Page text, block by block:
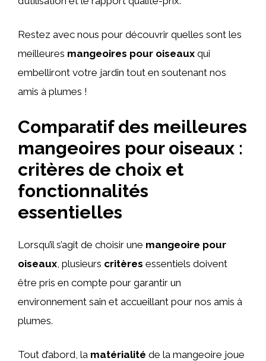
Restez avec nous pour découvrir quelles sont les
meilleures mangeoires pour oiseaux qui
embelliront votre jardin tout en soutenant nos
amis à plumes !
Comparatif des meilleures
mangeoires pour oiseaux :
critères de choix et
fonctionnalités
essentielles
Lorsqu’il s’agit de choisir une mangeoire pour
oiseaux , plusieurs critères essentiels doivent
être pris en compte pour garantir un
environnement sain et accueillant pour nos amis à
plumes.
Tout d’abord, la matérialité de la mangeoire joue